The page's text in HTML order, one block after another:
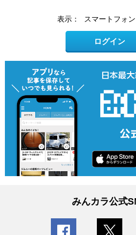
表示： スマートフォン
ログイン
みんカラ公式